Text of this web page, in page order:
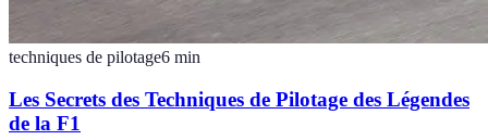
techniques de pilotage6 min
Les Secrets des Techniques de Pilotage des Légendes
de la F1